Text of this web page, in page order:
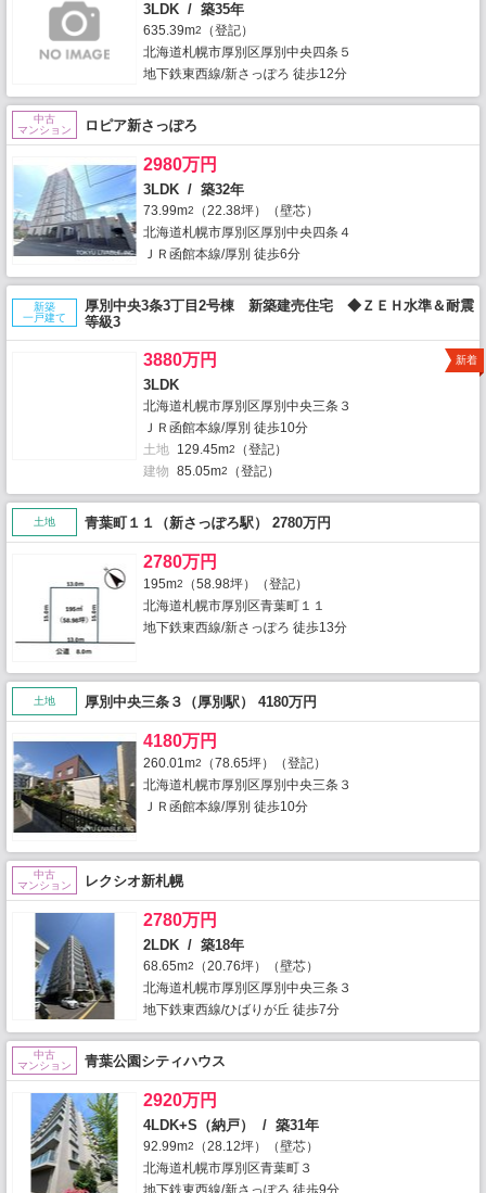
3LDK / 築35年
635.39m2
（登記）
北海道札幌市厚別区厚別中央四条５
地下鉄東西線/新さっぽろ 徒歩12分
中古
マンション
ロピア新さっぽろ
2980万円
3LDK / 築32年
73.99m2
（22.38坪）（壁芯）
北海道札幌市厚別区厚別中央四条４
ＪＲ函館本線/厚別 徒歩6分
新築
一戸建て
厚別中央3条3丁目2号棟 新築建売住宅 ◆ＺＥＨ水準＆耐震
等級3
3880万円
3LDK
北海道札幌市厚別区厚別中央三条３
ＪＲ函館本線/厚別 徒歩10分
土地 129.45m2
（登記）
建物 85.05m2 （登記）
新着
土地 青葉町１１（新さっぽろ駅） 2780万円
2780万円
195m2
（58.98坪）（登記）
北海道札幌市厚別区青葉町１１
地下鉄東西線/新さっぽろ 徒歩13分
土地 厚別中央三条３（厚別駅） 4180万円
4180万円
260.01m2
（78.65坪）（登記）
北海道札幌市厚別区厚別中央三条３
ＪＲ函館本線/厚別 徒歩10分
中古
マンション
レクシオ新札幌
2780万円
2LDK / 築18年
68.65m2
（20.76坪）（壁芯）
北海道札幌市厚別区厚別中央三条３
地下鉄東西線/ひばりが丘 徒歩7分
中古
マンション
青葉公園シティハウス
2920万円
4LDK+S（納戸） / 築31年
92.99m2
（28.12坪）（壁芯）
北海道札幌市厚別区青葉町３
地下鉄東西線/新さっぽろ 徒歩9分